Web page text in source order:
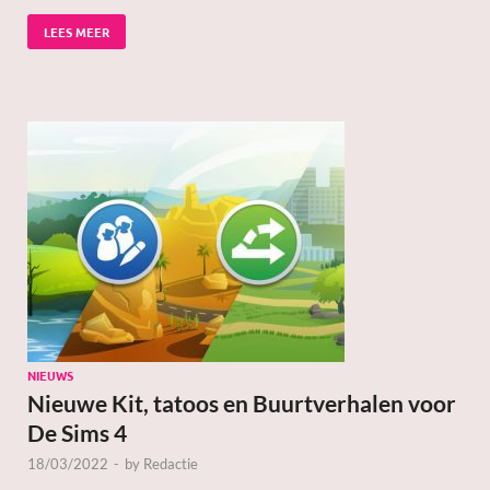
LEES MEER
NIEUWS
Nieuwe Kit, tatoos en Buurtverhalen voor
De Sims 4
18/03/2022 - by Redactie